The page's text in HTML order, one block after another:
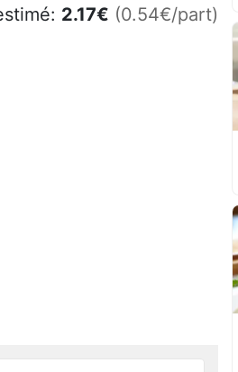
2.17€ (0.54€/part)